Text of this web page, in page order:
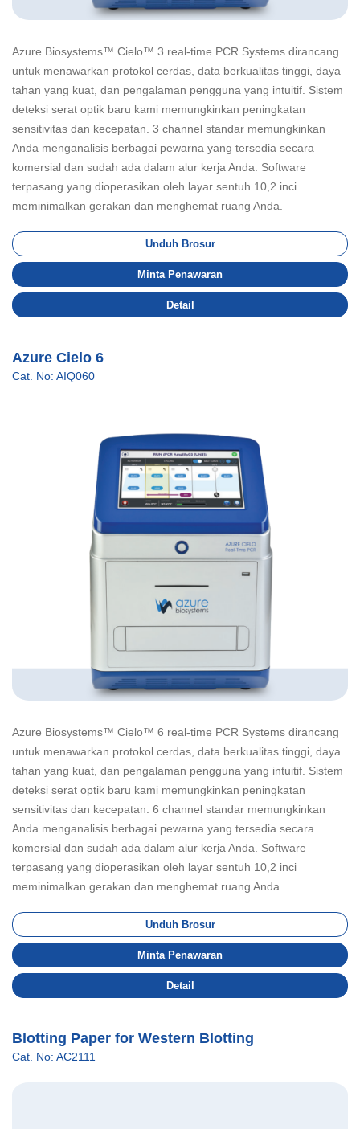
Azure Biosystems™ Cielo™ 3 real-time PCR Systems dirancang
untuk menawarkan protokol cerdas, data berkualitas tinggi, daya
tahan yang kuat, dan pengalaman pengguna yang intuitif. Sistem
deteksi serat optik baru kami memungkinkan peningkatan
sensitivitas dan kecepatan. 3 channel standar memungkinkan
Anda menganalisis berbagai pewarna yang tersedia secara
komersial dan sudah ada dalam alur kerja Anda. Software
terpasang yang dioperasikan oleh layar sentuh 10,2 inci
meminimalkan gerakan dan menghemat ruang Anda.
Unduh Brosur
Minta Penawaran
Detail
Azure Cielo 6
Cat. No: AIQ060
Azure Biosystems™ Cielo™ 6 real-time PCR Systems dirancang
untuk menawarkan protokol cerdas, data berkualitas tinggi, daya
tahan yang kuat, dan pengalaman pengguna yang intuitif. Sistem
deteksi serat optik baru kami memungkinkan peningkatan
sensitivitas dan kecepatan. 6 channel standar memungkinkan
Anda menganalisis berbagai pewarna yang tersedia secara
komersial dan sudah ada dalam alur kerja Anda. Software
terpasang yang dioperasikan oleh layar sentuh 10,2 inci
meminimalkan gerakan dan menghemat ruang Anda.
Unduh Brosur
Minta Penawaran
Detail
Blotting Paper for Western Blotting
Cat. No: AC2111